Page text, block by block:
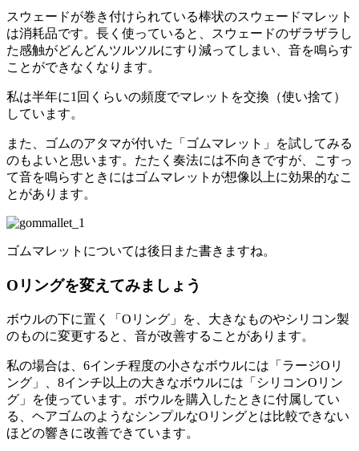
スウェードが巻き付けられている棒状のスウェードマレット
は消耗品です。長く使っていると、スウェードのザラザラし
た感触がどんどんツルツルにすり減ってしまい、音を鳴らす
ことができなくなります。
私は半年に1回くらいの頻度でマレットを交換（使い捨て）
しています。
また、ゴムのアタマが付いた「ゴムマレット」を試してみる
のもよいと思います。たたく奏法には不向きですが、こすっ
て音を鳴らすときにはゴムマレットが想像以上に効果的なこ
とがあります。
ゴムマレットについては後日また書きますね。
Oリングを変えてみましょう
ボウルの下に置く「Oリング」を、大きなものやシリコン製
のものに変更すると、音が改善することがあります。
私の場合は、6インチ程度の小さなボウルには「ラージOリ
ング」、8インチ以上の大きなボウルには「シリコンOリン
グ」を使っています。ボウルを購入したときに付属してい
る、ヘアゴムのようなシンプルなOリングとは比較できない
ほどの響きに改善できています。